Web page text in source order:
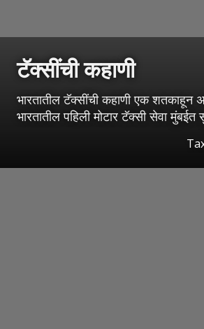
टॅक्सींची कहाणी
भारतातील टॅक्सींची कहाणी एक
भारतातील पहिली मोटार टॅक्सी सेवा